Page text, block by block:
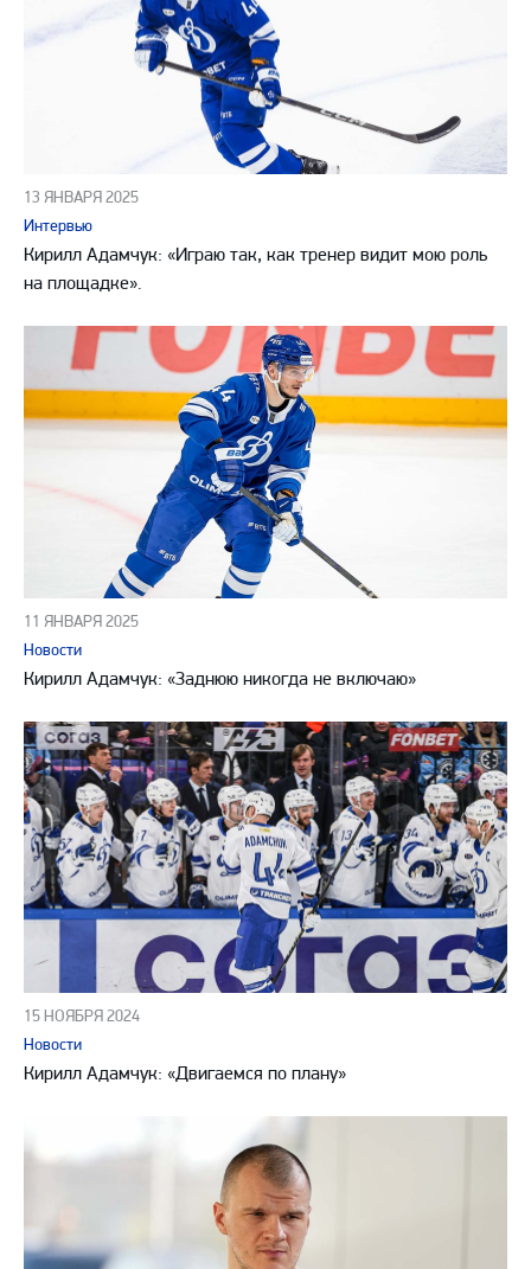
13 ЯНВАРЯ 2025
Интервью
Кирилл Адамчук: «Играю так, как тренер видит мою роль
на площадке».
11 ЯНВАРЯ 2025
Новости
Кирилл Адамчук: «Заднюю никогда не включаю»
15 НОЯБРЯ 2024
Новости
Кирилл Адамчук: «Двигаемся по плану»